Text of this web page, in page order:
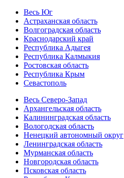
Весь Юг
Астраханская область
Волгоградская область
Краснодарский край
Республика Адыгея
Республика Калмыкия
Ростовская область
Республика Крым
Севастополь
Весь Северо-Запад
Архангельская область
Калининградская область
Вологодская область
Ненецкий автономный округ
Ленинградская область
Мурманская область
Новгородская область
Псковская область